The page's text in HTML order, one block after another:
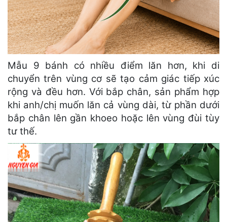
Mẫu 9 bánh có nhiều điểm lăn hơn, khi di
chuyển trên vùng cơ sẽ tạo cảm giác tiếp xúc
rộng và đều hơn. Với bắp chân, sản phẩm hợp
khi anh/chị muốn lăn cả vùng dài, từ phần dưới
bắp chân lên gần khoeo hoặc lên vùng đùi tùy
tư thế.